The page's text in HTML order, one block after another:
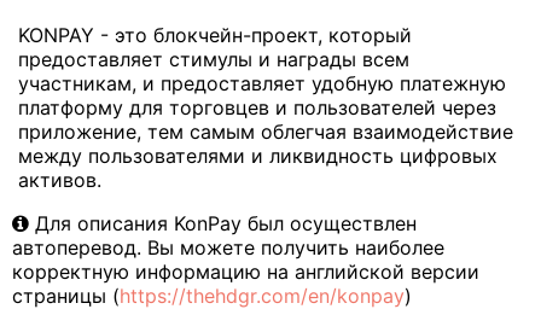
KONPAY - это блокчейн-проект, который
предоставляет стимулы и награды всем
участникам, и предоставляет удобную платежную
платформу для торговцев и пользователей через
приложение, тем самым облегчая взаимодействие
между пользователями и ликвидность цифровых
активов.
Для описания KonPay был осуществлен
автоперевод. Вы можете получить наиболее
корректную информацию на английской версии
страницы (https://thehdgr.com/en/konpay)